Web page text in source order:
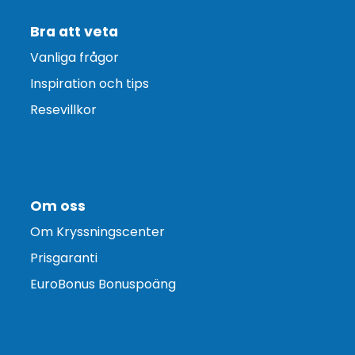
Bra att veta
Vanliga frågor
Inspiration och tips
Resevillkor
Om oss
Om Kryssningscenter
Prisgaranti
EuroBonus Bonuspoäng